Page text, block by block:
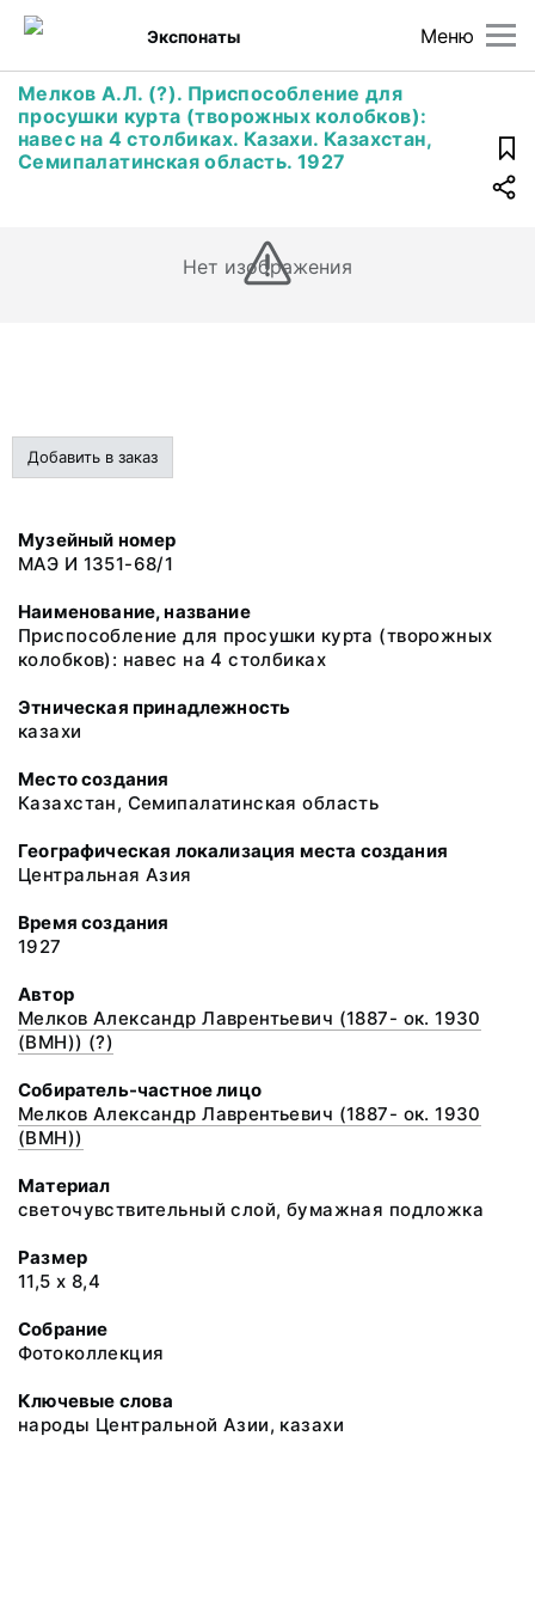
Меню
Экспонаты
Мелков А.Л. (?). Приспособление для
просушки курта (творожных колобков):
навес на 4 столбиках. Казахи. Казахстан,
Семипалатинская область. 1927
Нет изображения
Добавить в заказ
Музейный номер
МАЭ И 1351-68/1
Наименование, название
Приспособление для просушки курта (творожных
колобков): навес на 4 столбиках
Этническая принадлежность
казахи
Место создания
Казахстан, Семипалатинская область
Географическая локализация места создания
Центральная Азия
Время создания
1927
Автор
Мелков Александр Лаврентьевич (1887- ок. 1930
(ВМН)) (?)
Собиратель-частное лицо
Мелков Александр Лаврентьевич (1887- ок. 1930
(ВМН))
Материал
светочувствительный слой, бумажная подложка
Размер
11,5 х 8,4
Собрание
Фотоколлекция
Ключевые слова
народы Центральной Азии, казахи